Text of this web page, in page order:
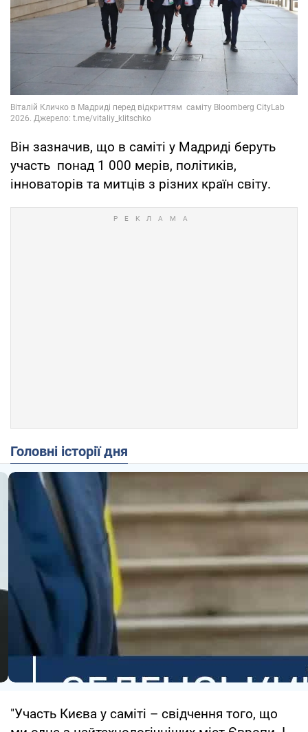
Він зазначив, що в саміті у Мадриді беруть
участь понад 1 000 мерів, політиків,
інноваторів та митців з різних країн світу.
Головні історії дня
"Участь Києва у саміті – свідчення того, що